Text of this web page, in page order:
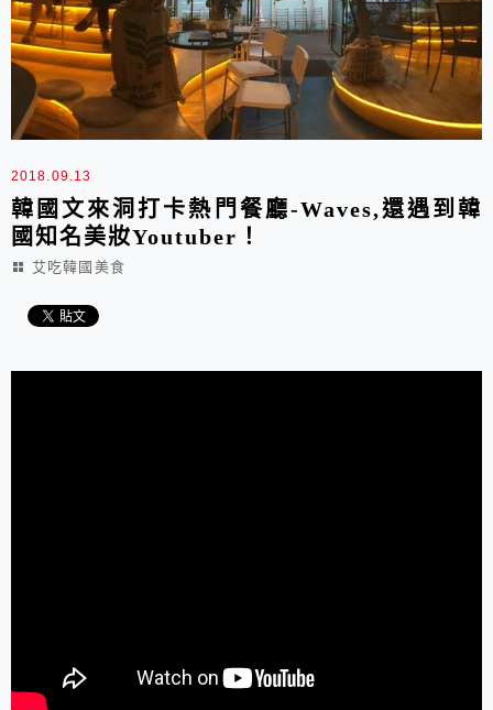
2018.09.13
韓國文來洞打卡熱門餐廳-Waves,還遇到韓
國知名美妝Youtuber！
艾吃韓國美食